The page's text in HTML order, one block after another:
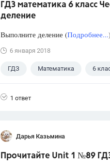
ГДЗ математика 6 класс
деление
Выполните деление (Подробнее...
6 января 2018
ГДЗ Математика 6
1 ответ
Дарья Казьмина
Прочитайте Unit 1 №89